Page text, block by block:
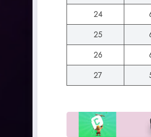
24
25
26
27